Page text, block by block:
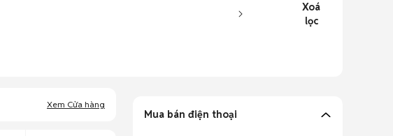
Xoá
lọc
Xem Cửa hàng
Mua bán điện thoại